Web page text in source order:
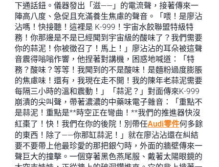
下通話鈕。儀器發出「滋——」的電流聲，接著傳來一
陣高八度、急促且充滿養生焦慮的聲音。「喂！是廖沾
沾嗎！快接聽！這裡是 K-999！宇宙水餃聯盟特級特
務！你那邊是不是已經聞到宇宙級的酸味了？我們需要
你的蒜泥！你被徵召了！馬上！」廖沾沾的耳朵被這聲
音震得嗡嗡作響，他捏著對講機，困惑地喊道：「特
務？酸味？等等！我聞到的不是酸味！是麵粉過度膨脹
的焦慮味！還有，我現在走不開！我的陳年老蒜泥需要
每隔三小時的溫和震動！」「蒜泥？」對面傳來K-999
崩潰的尖叫聲，帶著濃濃的中藥味電子雜音：「重點不
是蒜泥！重點是**時空正在彎曲！**我們的推進器快沒
紅棗了！快！我們在你的後院！別帶任Audi零件何多餘
的東西！除了——你那缸蒜泥！」就在廖沾沾還在糾結
要不要帶上他最珍愛的那把銀勺時，外面的牆壁傳來一
聲巨大的撞擊。一個穿著黑色燕尾服、戴著太陽眼鏡的